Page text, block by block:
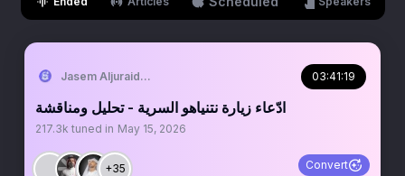
Jasem Aljuraid | جاسم الجريّد 03:41:19
‏‏‏‏‏‏‏‏‏‏‏‏‏‏‏‏‏ادّعاء زيارة نتنياهو السرية - تحليل ومناقشة
217.3k tuned in May 15, 2026
+35 Convert